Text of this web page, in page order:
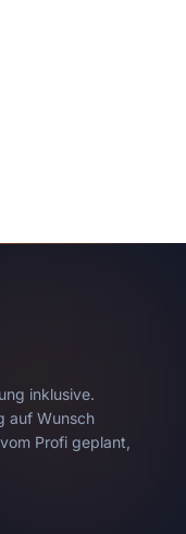
inklusive.
auf Wunsch
Profi geplant,